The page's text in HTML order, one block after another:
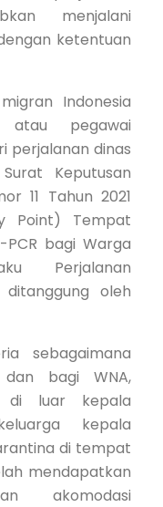
menjalani
ketentuan
Indonesia
atau pegawai
perjalanan dinas
Keputusan
11 Tahun 2021
Point) Tempat
PCR bagi Warga
Perjalanan
oleh
sebagaimana
bagi WNA,
di luar kepala
kepala
di tempat
mendapatkan
akomodasi